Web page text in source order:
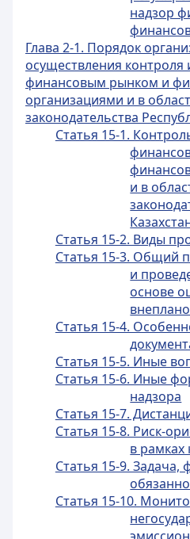
надзор
Глава 2-1. Порядок
осуществления контроля
финансовым рынком и
организациями и в
законодательства
Статья 15-1.
и в
Статья 15-2. Виды
Статья 15-3. Общий
и
основе
Статья 15-4.
Статья 15-5. Иные
Статья 15-6. Иные
надзора
Статья 15-7.
Статья 15-8. Риск-
в рамках
Статья 15-9. Задача,
Статья 15-10.